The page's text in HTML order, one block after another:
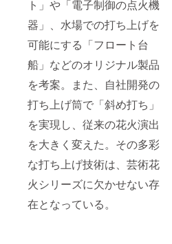
ト」や「電子制御の点火機
器」、水場での打ち上げを
可能にする「フロート台
船」などのオリジナル製品
を考案。また、自社開発の
打ち上げ筒で「斜め打ち」
を実現し、従来の花火演出
を大きく変えた。その多彩
な打ち上げ技術は、芸術花
火シリーズに欠かせない存
在となっている。